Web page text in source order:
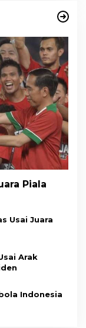
Piala
Usai Juara
Arak
Indonesia